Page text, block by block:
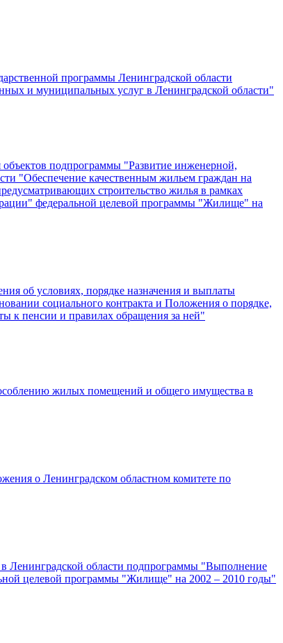
программы Ленинградской области
и муниципальных услуг в Ленинградской области"
подпрограммы "Развитие инженерной,
"Обеспечение качественным жильем граждан на
строительство жилья в рамках
федеральной целевой программы "Жилище" на
об условиях, порядке назначения и выплаты
социального контракта и Положения о порядке,
к пенсии и правилах обращения за ней"
жилых помещений и общего имущества в
о Ленинградском областном комитете по
Ленинградской области подпрограммы "Выполнение
целевой программы "Жилище" на 2002 – 2010 годы"